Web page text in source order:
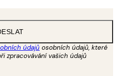
údajů osobních údajů, které
zpracovávání vašich údajů